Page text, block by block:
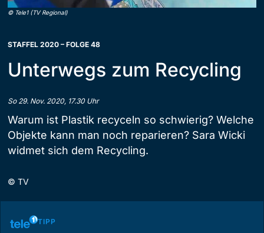
© Tele1 (TV Regional)
STAFFEL 2020 – FOLGE 48
Unterwegs zum Recycling
So 29. Nov. 2020, 17.30 Uhr
Warum ist Plastik recyceln so schwierig? Welche
Objekte kann man noch reparieren? Sara Wicki
widmet sich dem Recycling.
© TV
TIPP